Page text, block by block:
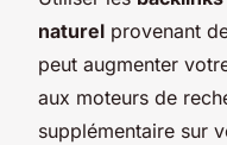
naturel provenant
peut augmenter
aux moteurs de
supplémentaire sur